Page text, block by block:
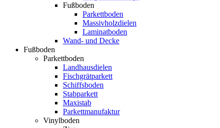
Fußboden
Parkettboden
Massivholzdielen
Laminatboden
Wand- und Decke
Fußboden
Parkettboden
Landhausdielen
Fischgrätparkett
Schiffsboden
Stabparkett
Maxistab
Parkettmanufaktur
Vinylboden